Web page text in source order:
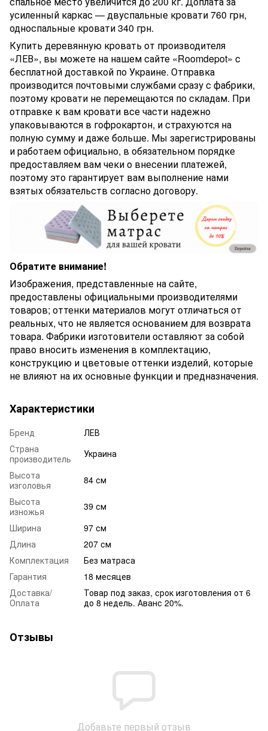
усиленный каркас — двуспальные кровати 760 грн,
односпальные кровати 340 грн.
Купить деревянную кровать от производителя
«ЛЕВ», вы можете на нашем сайте «Roomdepot» с
бесплатной доставкой по Украине. Отправка
производится почтовыми службами сразу с фабрики,
поэтому кровати не перемещаются по складам. При
отправке к вам кровати все части надежно
упаковываются в гофрокартон, и страхуются на
полную сумму и даже больше. Мы зарегистрированы
и работаем официально, в обязательном порядке
предоставляем вам чеки о внесении платежей,
поэтому это гарантирует вам выполнение нами
взятых обязательств согласно договору.
Обратите внимание!
Изображения, представленные на сайте,
предоставлены официальными производителями
товаров; оттенки материалов могут отличаться от
реальных, что не является основанием для возврата
товара. Фабрики изготовители оставляют за собой
право вносить изменения в комплектацию,
конструкцию и цветовые оттенки изделий, которые
не влияют на их основные функции и предназначения.
Характеристики
Бренд
ЛЕВ
Страна
производитель
Украина
Высота
изголовья
84 см
Высота
изножья
39 см
Ширина
97 см
Длина
207 см
Комплектация
Без матраса
Гарантия
18 месяцев
Доставка/
Оплата
Товар под заказ, срок изготовления от 6
до 8 недель. Аванс 20%.
Отзывы
Добавьте первый отзыв